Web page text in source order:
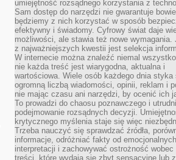
umiejętność rozsądnego korzystania z
Sam dostęp do narzędzi nie gwarantuje
będziemy z nich korzystać w sposób
efektywny i świadomy. Cyfrowy świat daje
możliwości, ale stawia też nowe wymagania.
z najważniejszych kwestii jest selekcja
W internecie można znaleźć niemal
nie każda treść jest wiarygodna, aktualna i
wartościowa. Wiele osób każdego dnia styka
ogromną liczbą wiadomości, opinii, reklam i
nie mając czasu ani narzędzi, by ocenić ich
To prowadzi do chaosu poznawczego i
podejmowanie rozsądnych decyzji.
krytycznego myślenia staje się więc
Trzeba nauczyć się sprawdzać źródła,
informacje, odróżniać fakty od emocjonalnych
interpretacji i zachowywać ostrożność wobec
treści, które wydają się zbyt sensacyjne lub